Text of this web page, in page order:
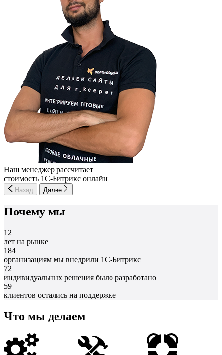
Наш менеджер рассчитает
стоимость 1С-Битрикс онлайн
Назад Далее
Почему мы
12
лет на рынке
184
организациям мы внедрили 1С-Битрикс
72
индивидуальных решения было разработано
59
клиентов остались на поддержке
Что мы делаем